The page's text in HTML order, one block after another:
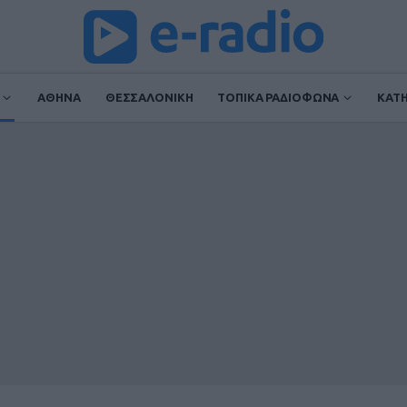
ΑΘΗΝΑ ΘΕΣΣΑΛΟΝΙΚΗ ΤΟΠΙΚΑ ΡΑΔΙΟΦΩΝΑ